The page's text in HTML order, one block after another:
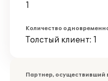
1
Количество
Толстый клиент: 1
Партнер, осуществивший